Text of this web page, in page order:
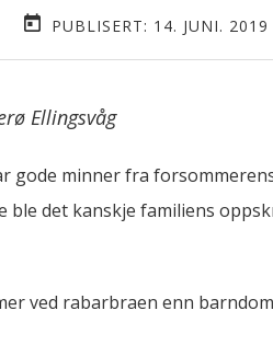
PUBLISERT: 14. JUNI. 2019
Ellingsvåg
gode minner fra
ble det kanskje familiens
ved rabarbraen enn